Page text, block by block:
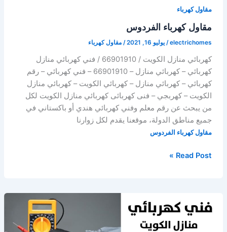
مقاول كهرباء
مقاول كهرباء الفردوس
electrichomes
/ يوليو 16, 2021 / مقاول كهرباء
كهربائي منازل الكويت / 66901910 / فني كهربائي منازل
كهربائي – كهربائي منازل – 66901910 – فني كهربائي – رقم
كهربائي – كهربائي منازل – كهربائي الكويت – كهربائي منازل
الكويت – كهربجي – فنى كهربائى كهربائي منازل الكويت لكل
من يبحث عن رقم معلم وفني كهربائي هندي أو باكستاني في
جميع مناطق الدولة، موقعنا يقدم لكل زوارنا
مقاول كهرباء الفردوس
مقاول
Read Post »